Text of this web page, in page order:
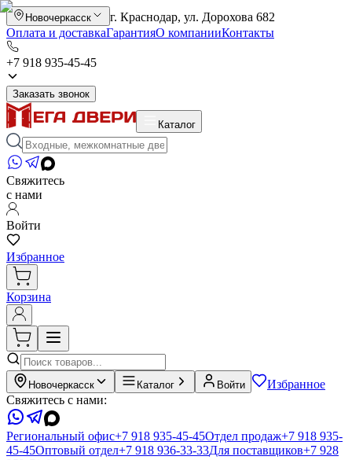
Новочеркасск
г. Краснодар, ул. Дорохова 682
Оплата и доставкаГарантияО компанииКонтакты
+7 918 935-45-45
Заказать звонок
Каталог
Свяжитесь
с нами
Войти
Избранное
Корзина
Новочеркасск Каталог Войти
Избранное
Свяжитесь с нами:
Региональный офис+7 918 935-45-45Отдел продаж+7 918 935-
45-45Оптовый отдел+7 918 936-33-33Для поставщиков+7 928